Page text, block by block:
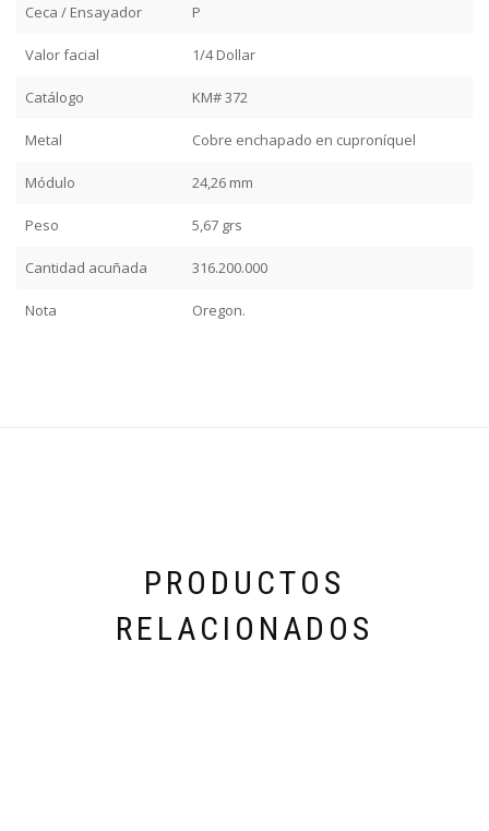
Ceca / Ensayador P
Valor facial 1/4 Dollar
Catálogo KM# 372
Metal Cobre enchapado en cuproníquel
Módulo 24,26 mm
Peso 5,67 grs
Cantidad acuñada 316.200.000
Nota Oregon.
PRODUCTOS
RELACIONADOS